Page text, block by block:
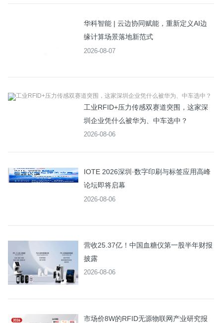
华科智能 | 云边协同赋能，重新定义AI边
缘计算场景落地新范式
2026-08-07
工业RFID+压力传感双赛道突围，这家深
圳企业凭什么被华为、中车选中？
2026-08-06
IOTE 2026深圳·数字印刷与标签应用高峰
论坛即将启幕
2026-08-06
营收25.37亿！中国血糖仪第一股半年财报
披露
2026-08-06
市场价8W的RFID无源物联网产业研究报